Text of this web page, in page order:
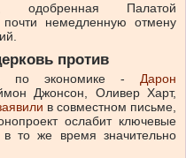
одобренная Палатой
почти немедленную отмену
против
по экономике -
Дарон
Джонсон, Оливер Харт,
в совместном письме,
ослабит ключевые
то же время значительно